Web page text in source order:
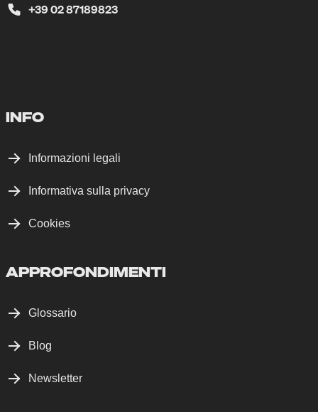
+39 02 87189823
INFO
Informazioni legali
Informativa sulla privacy
Cookies
APPROFONDIMENTI
Glossario
Blog
Newsletter